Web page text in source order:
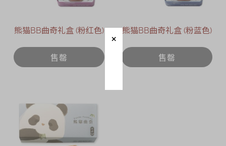
熊猫BB曲奇礼盒 (粉红色)
售罄
熊猫BB曲奇礼盒 (粉蓝色)
售罄